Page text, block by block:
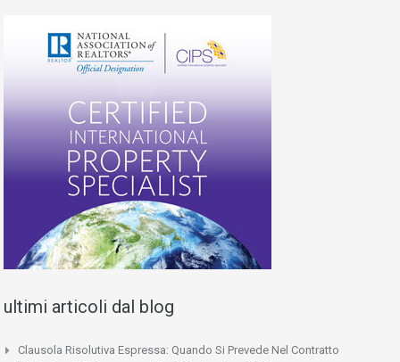
ultimi articoli dal blog
Clausola Risolutiva Espressa: Quando Si Prevede Nel Contratto